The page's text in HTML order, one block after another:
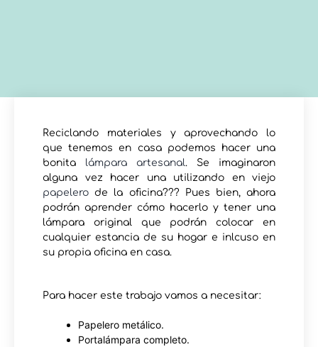
Reciclando materiales y aprovechando lo
que tenemos en casa podemos hacer una
bonita lámpara artesanal. Se imaginaron
alguna vez hacer una utilizando en viejo
papelero de la oficina??? Pues bien, ahora
podrán aprender cómo hacerlo y tener una
lámpara original que podrán colocar en
cualquier estancia de su hogar e inlcuso en
su propia oficina en casa.
Para hacer este trabajo vamos a necesitar:
Papelero metálico.
Portalámpara completo.